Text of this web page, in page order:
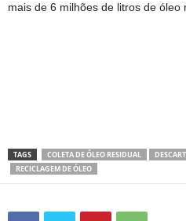
mais de 6 milhões de litros de óleo
TAGS COLETA DE ÓLEO RESIDUAL
RECICLAGEM DE ÓLEO